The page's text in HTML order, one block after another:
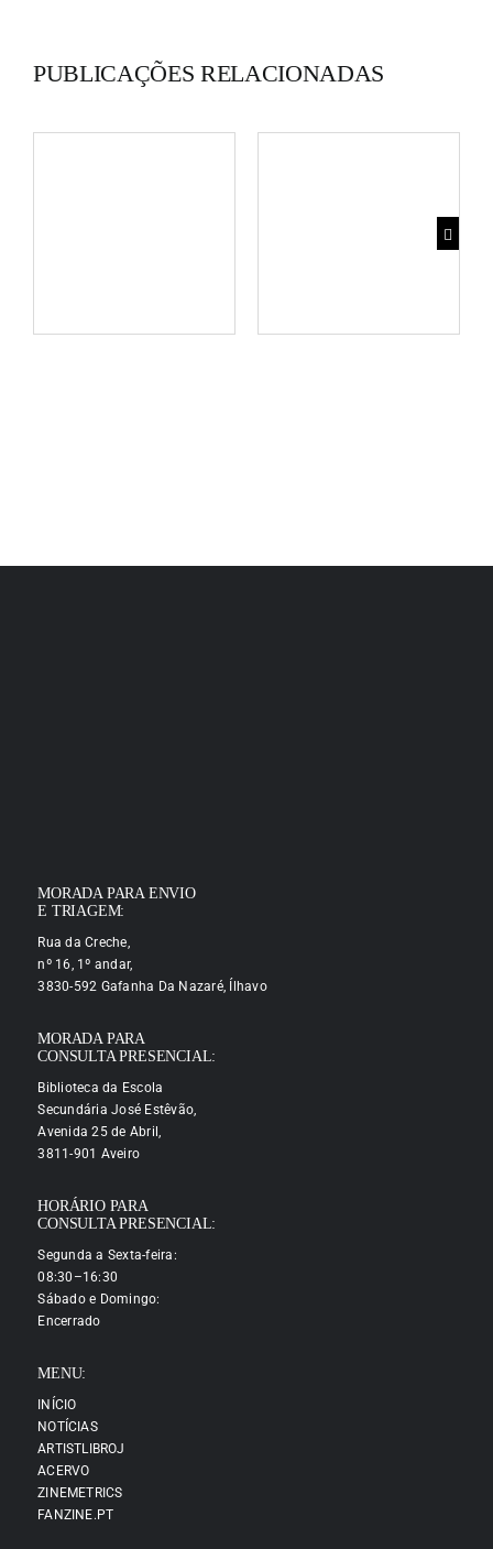
PUBLICAÇÕES RELACIONADAS
MORADA PARA ENVIO
E TRIAGEM:
Rua da Creche,
nº 16, 1º andar,
3830-592 Gafanha Da Nazaré, Ílhavo
MORADA PARA
CONSULTA PRESENCIAL:
Biblioteca da Escola
Secundária José Estêvão,
Avenida 25 de Abril,
3811-901 Aveiro
HORÁRIO PARA
CONSULTA PRESENCIAL:
Segunda a Sexta-feira:
08:30–16:30
Sábado e Domingo:
Encerrado
MENU:
INÍCIO
NOTÍCIAS
ARTISTLIBROJ
ACERVO
ZINEMETRICS
FANZINE.PT